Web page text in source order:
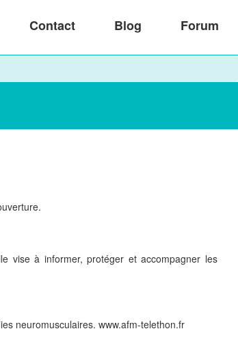
Contact Blog Forum
vise à informer, protéger et accompagner les
neuromusculaires. www.afm-telethon.fr